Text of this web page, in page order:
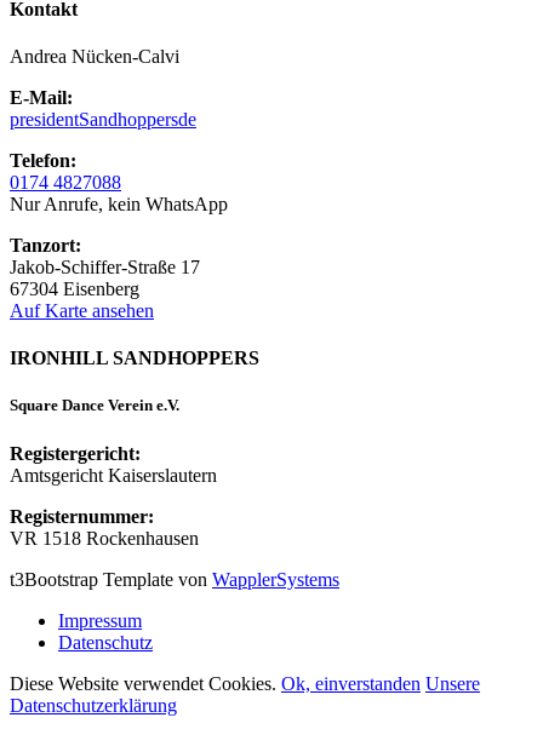
Kontakt
Andrea Nücken-Calvi
E-Mail:
presidentSandhoppersde
Telefon:
0174 4827088
Nur Anrufe, kein WhatsApp
Tanzort:
Jakob-Schiffer-Straße 17
67304 Eisenberg
Auf Karte ansehen
IRONHILL SANDHOPPERS
Square Dance Verein e.V.
Registergericht:
Amtsgericht Kaiserslautern
Registernummer:
VR 1518 Rockenhausen
t3Bootstrap Template von WapplerSystems
Impressum
Datenschutz
Diese Website verwendet Cookies. Ok, einverstanden Unsere
Datenschutzerklärung